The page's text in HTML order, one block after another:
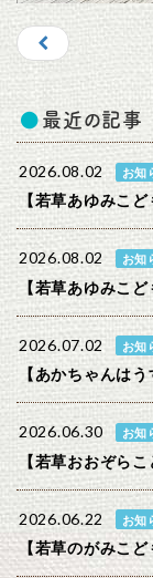
最近の記事
2026.08.02 お知
【若草あゆみこど
2026.08.02 お知
【若草あゆみこ
2026.07.02 お知
【あかちゃんは
2026.06.30 お知
【若草おおぞら
2026.06.22 お知
【若草のがみこど